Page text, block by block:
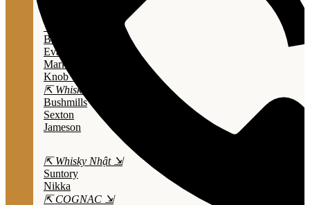
Wild Turkey
Bulleit Bourbon
Evan Williams
Marker's Mark
Knob Creek
⇱ Whiskey Ailen ⇲
Bushmills
Sexton
Jameson
⇱ Whisky Nhật ⇲
Suntory
Nikka
⇱ COGNAC ⇲